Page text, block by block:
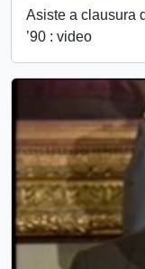
Asiste a clausura
’90 : video